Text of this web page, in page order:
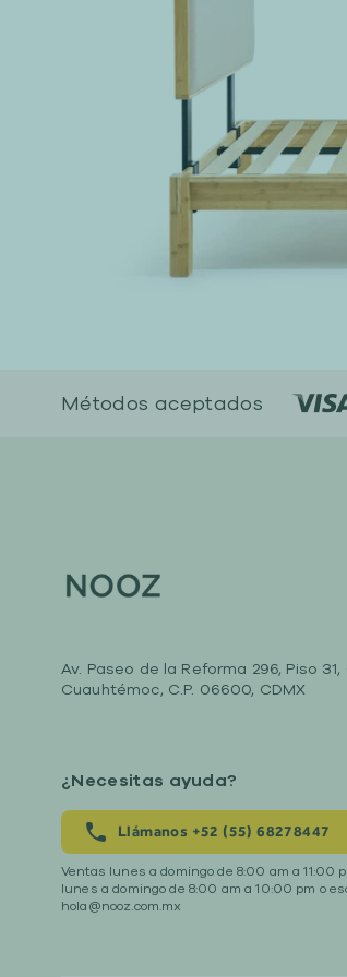
Métodos aceptados
Av. Paseo de la Reforma 296, Piso
Cuauhtémoc, C.P. 06600, CDMX
¿Necesitas ayuda?
Llámanos +52 (55) 68278447
Ventas lunes a domingo de 8:00 am a 11:00
lunes a domingo de 8:00 am a 10:00 pm o
hola@nooz.com.mx